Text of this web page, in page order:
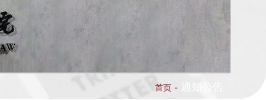
首页 -